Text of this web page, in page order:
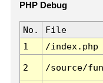
PHP Debug
No. File
1
/index.php
2 /source/